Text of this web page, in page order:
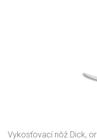
Vykosťovací nôž Dick,